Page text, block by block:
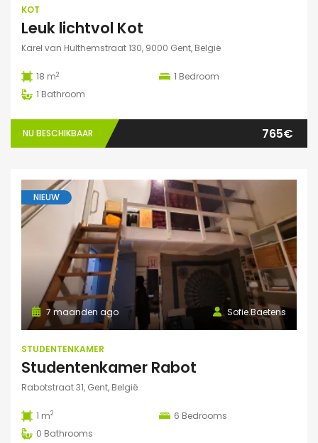
KOT
Leuk lichtvol Kot
Karel van Hulthemstraat 130, 9000 Gent, België
18 m2 1 Bedroom
1 Bathroom
NU BESCHIKBAAR 765€
NIEUW
Sofie.Baetens
7 maanden ago
STUDENTENKAMER
Studentenkamer Rabot
Rabotstraat 31, Gent, België
1 m2 6 Bedrooms
0 Bathrooms